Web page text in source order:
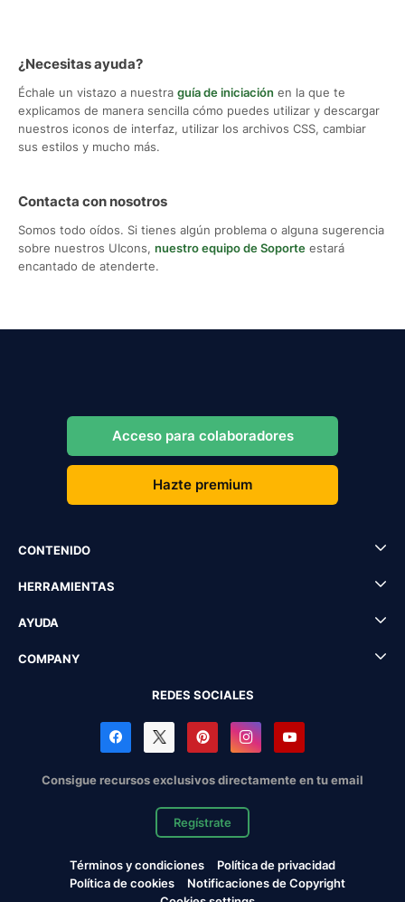
¿Necesitas ayuda?
Échale un vistazo a nuestra guía de iniciación en la que te
explicamos de manera sencilla cómo puedes utilizar y descargar
nuestros iconos de interfaz, utilizar los archivos CSS, cambiar
sus estilos y mucho más.
Contacta con nosotros
Somos todo oídos. Si tienes algún problema o alguna sugerencia
sobre nuestros UIcons, nuestro equipo de Soporte estará
encantado de atenderte.
Acceso para colaboradores
Hazte premium
CONTENIDO
HERRAMIENTAS
AYUDA
COMPANY
REDES SOCIALES
Consigue recursos exclusivos directamente en tu email
Regístrate
Términos y condiciones
Política de privacidad
Política de cookies
Notificaciones de Copyright